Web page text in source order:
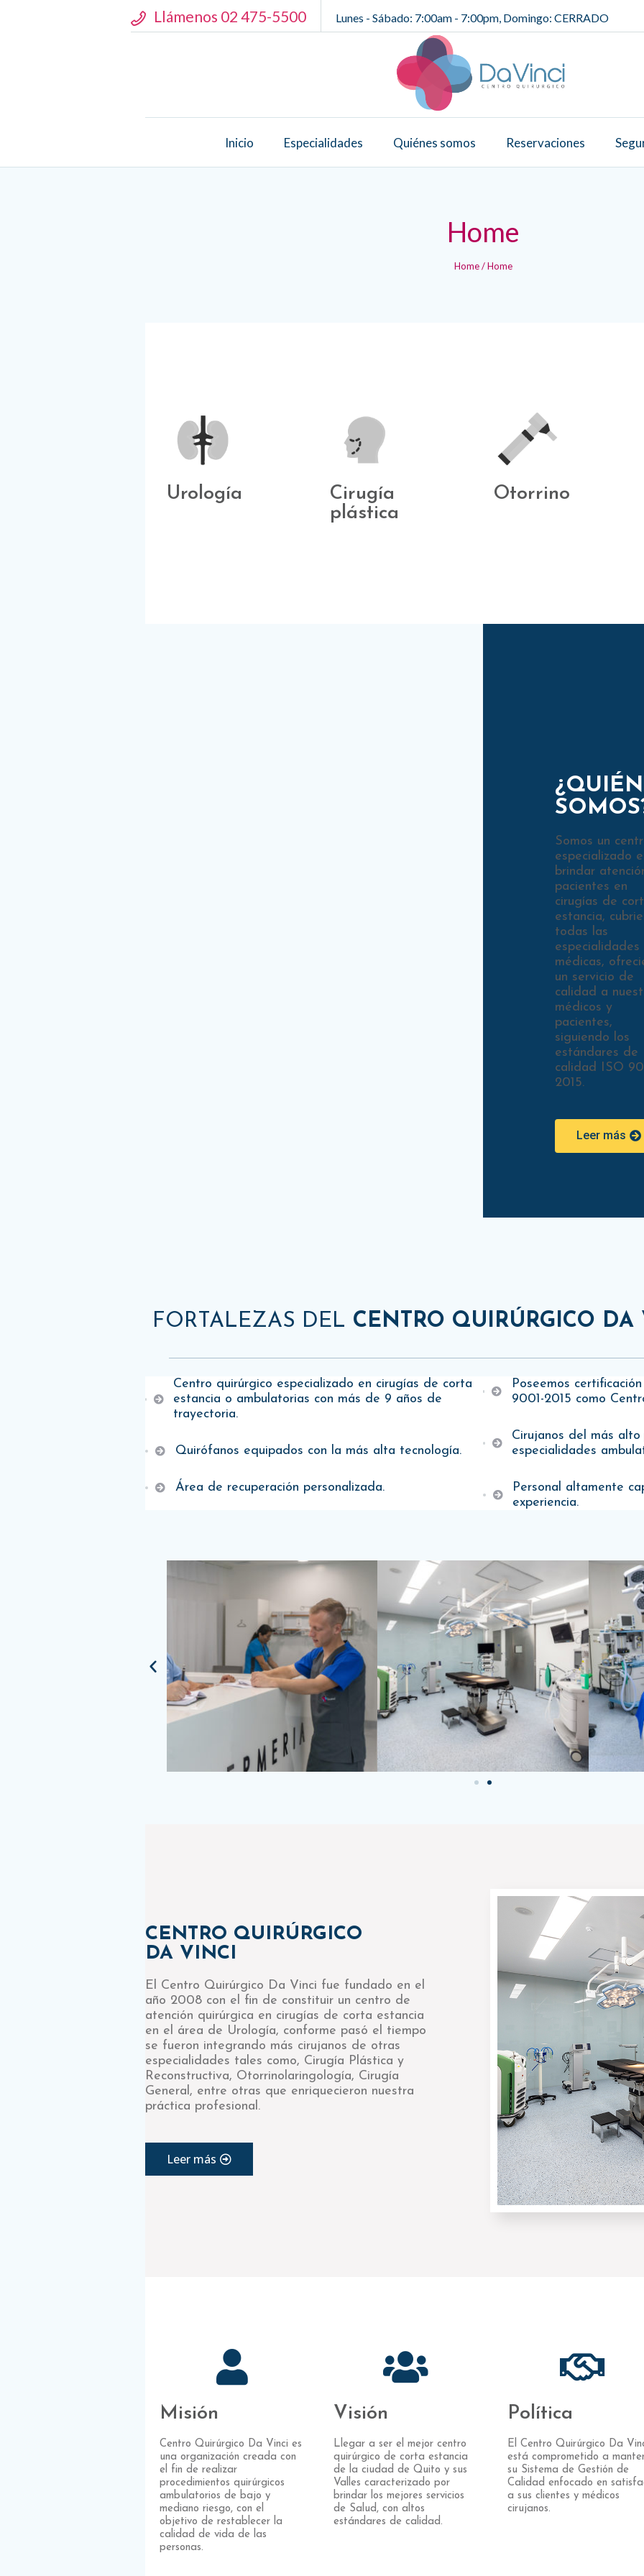
Llámenos 02 475-5500 Lunes - Sábado: 7:00am - 7:00pm, Domingo: CERRADO
Inicio Especialidades Quiénes somos Reservaciones
Home
Home /Home
Urología
Cirugía
plástica
Otorrino
Somos un
especializado
brindar
pacientes en
cirugías de
estancia,
todas las
especialidades
médicas,
un servicio de
calidad a
médicos y
pacientes,
siguiendo los
estándares de
calidad ISO
2015.
Leer más
FORTALEZAS DEL CENTRO QUIRÚRGICO DA
Centro quirúrgico especializado en cirugías de corta
estancia o ambulatorias con más de 9 años de
trayectoria.
Quirófanos equipados con la más alta tecnología.
Área de recuperación personalizada.
Poseemos
9001-2015 como
Cirujanos del más
especialidades
Personal altamente
experiencia.
CENTRO QUIRÚRGICO
DA VINCI
El Centro Quirúrgico Da Vinci fue fundado en el
año 2008 con el fin de constituir un centro de
atención quirúrgica en cirugías de corta estancia
en el área de Urología, conforme pasó el tiempo
se fueron integrando más cirujanos de otras
especialidades tales como, Cirugía Plástica y
Reconstructiva, Otorrinolaringología, Cirugía
General, entre otras que enriquecieron nuestra
práctica profesional.
Leer más
Misión
Centro Quirúrgico Da Vinci es
una organización creada con
el fin de realizar
procedimientos quirúrgicos
ambulatorios de bajo y
mediano riesgo, con el
objetivo de restablecer la
calidad de vida de las
personas.
Visión
Llegar a ser el mejor centro
quirúrgico de corta estancia
de la ciudad de Quito y sus
Valles caracterizado por
brindar los mejores servicios
de Salud, con altos
estándares de calidad.
Política
El Centro Quirúrgico Da
está comprometido a
su Sistema de Gestión de
Calidad enfocado en
a sus clientes y médicos
cirujanos.